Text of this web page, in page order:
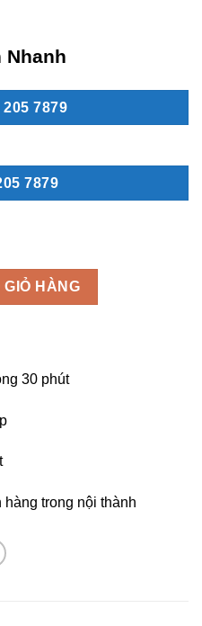
Nhanh
7879
7879
số lượng
GIỎ HÀNG
30 phút
trong nội thành